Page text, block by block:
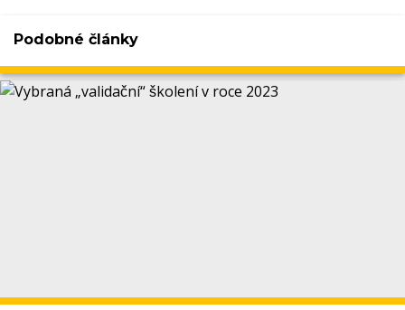
Podobné články